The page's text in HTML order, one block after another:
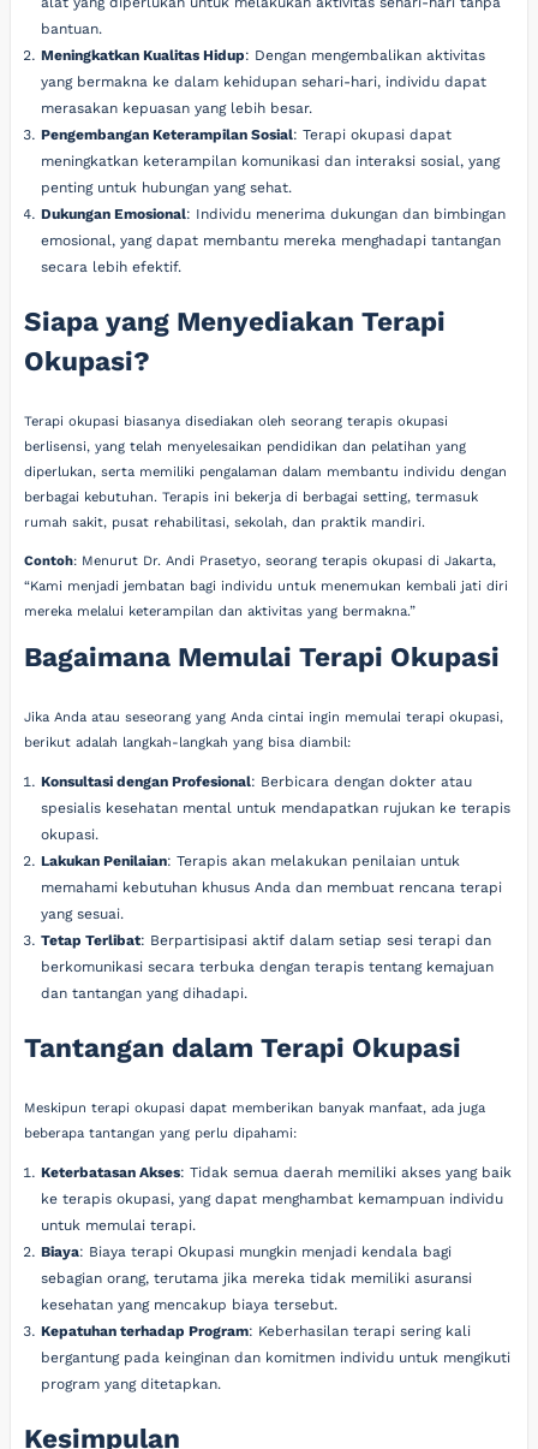
bantuan.
Meningkatkan Kualitas Hidup: Dengan mengembalikan aktivitas
yang bermakna ke dalam kehidupan sehari-hari, individu dapat
merasakan kepuasan yang lebih besar.
Pengembangan Keterampilan Sosial: Terapi okupasi dapat
meningkatkan keterampilan komunikasi dan interaksi sosial, yang
penting untuk hubungan yang sehat.
Dukungan Emosional: Individu menerima dukungan dan bimbingan
emosional, yang dapat membantu mereka menghadapi tantangan
secara lebih efektif.
Siapa yang Menyediakan Terapi
Okupasi?
Terapi okupasi biasanya disediakan oleh seorang terapis okupasi
berlisensi, yang telah menyelesaikan pendidikan dan pelatihan yang
diperlukan, serta memiliki pengalaman dalam membantu individu dengan
berbagai kebutuhan. Terapis ini bekerja di berbagai setting, termasuk
rumah sakit, pusat rehabilitasi, sekolah, dan praktik mandiri.
Contoh: Menurut Dr. Andi Prasetyo, seorang terapis okupasi di Jakarta,
“Kami menjadi jembatan bagi individu untuk menemukan kembali jati diri
mereka melalui keterampilan dan aktivitas yang bermakna.”
Bagaimana Memulai Terapi Okupasi
Jika Anda atau seseorang yang Anda cintai ingin memulai terapi okupasi,
berikut adalah langkah-langkah yang bisa diambil:
Konsultasi dengan Profesional: Berbicara dengan dokter atau
spesialis kesehatan mental untuk mendapatkan rujukan ke terapis
okupasi.
Lakukan Penilaian: Terapis akan melakukan penilaian untuk
memahami kebutuhan khusus Anda dan membuat rencana terapi
yang sesuai.
Tetap Terlibat: Berpartisipasi aktif dalam setiap sesi terapi dan
berkomunikasi secara terbuka dengan terapis tentang kemajuan
dan tantangan yang dihadapi.
Tantangan dalam Terapi Okupasi
Meskipun terapi okupasi dapat memberikan banyak manfaat, ada juga
beberapa tantangan yang perlu dipahami:
Keterbatasan Akses: Tidak semua daerah memiliki akses yang baik
ke terapis okupasi, yang dapat menghambat kemampuan individu
untuk memulai terapi.
Biaya: Biaya terapi Okupasi mungkin menjadi kendala bagi
sebagian orang, terutama jika mereka tidak memiliki asuransi
kesehatan yang mencakup biaya tersebut.
Kepatuhan terhadap Program: Keberhasilan terapi sering kali
bergantung pada keinginan dan komitmen individu untuk mengikuti
program yang ditetapkan.
Kesimpulan